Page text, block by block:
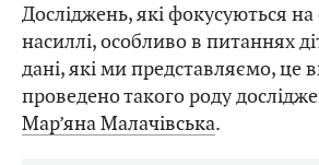
Досліджень, які фокусуються
насиллі, особливо в питаннях
дані, які ми представляємо, це
проведено такого роду
Мар’яна Малачівська.